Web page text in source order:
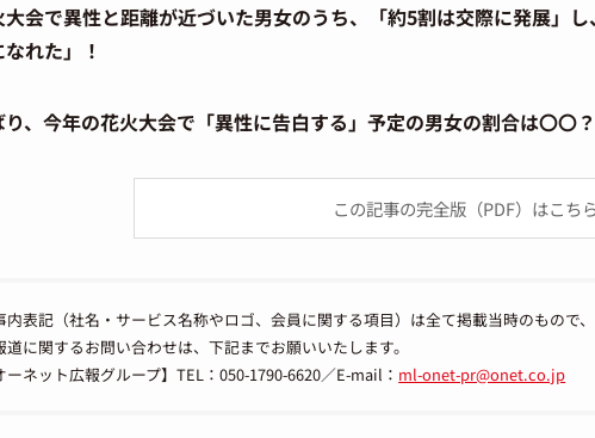
会で異性と距離が近づいた男女のうち、「約5割は交際に発展」
れた」！
、今年の花火大会で「異性に告白する」予定の男女の割合は〇〇？
この記事の完全版（PDF）はこち
内表記（社名・サービス名称やロゴ、会員に関する項目）は全て掲載当時のもので
道に関するお問い合わせは、下記までお願いいたします。
ーネット広報グループ】TEL：050-1790-6620／E-mail： ml-onet-pr@onet.co.jp